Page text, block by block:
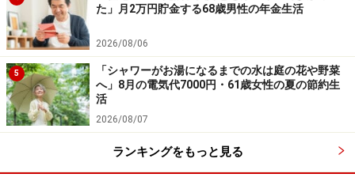
た」月2万円貯金する68歳男性の年金生活
2026/08/06
5
「シャワーがお湯になるまでの水は庭の花や野菜
へ」8月の電気代7000円・61歳女性の夏の節約生
活
2026/08/07
ランキングをもっと見る